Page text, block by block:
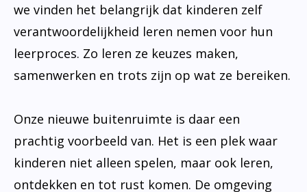
we vinden het belangrijk dat kinderen zelf
verantwoordelijkheid leren nemen voor hun
leerproces. Zo leren ze keuzes maken,
samenwerken en trots zijn op wat ze bereiken.
Onze nieuwe buitenruimte is daar een
prachtig voorbeeld van. Het is een plek waar
kinderen niet alleen spelen, maar ook leren,
ontdekken en tot rust komen. De omgeving